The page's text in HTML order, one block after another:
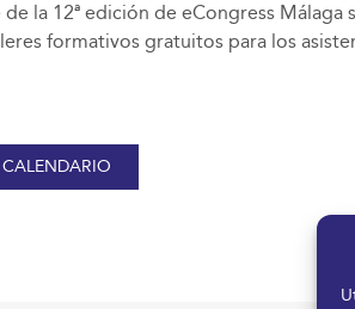
la 12ª edición de eCongress
formativos gratuitos para los